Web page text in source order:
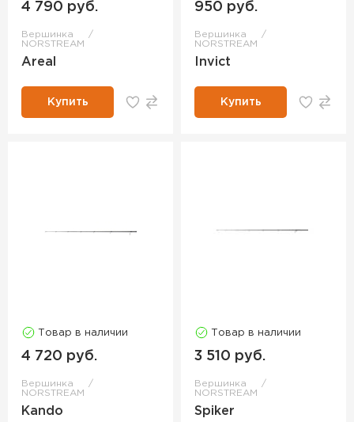
4 790 руб.
Вершинка
NORSTREAM
Areal
Купить
950 руб.
Вершинка
NORSTREAM
Invict
Купить
Товар в наличии
4 720 руб.
Вершинка
NORSTREAM
Kando
Товар в наличии
3 510 руб.
Вершинка
NORSTREAM
Spiker